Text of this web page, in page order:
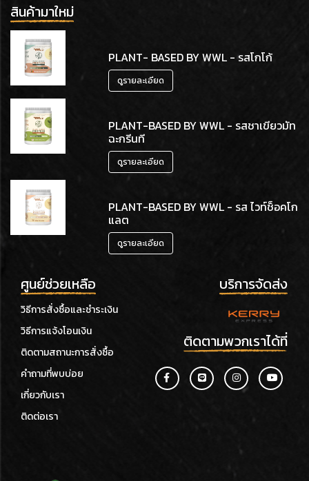
สินค้ามาใหม่
PLANT- BASED BY WWL - รสโกโก้
ดูรายละเอียด
PLANT-BASED BY WWL - รสชาเขียวมัท
ฉะกรีนที
ดูรายละเอียด
PLANT-BASED BY WWL - รส ไวท์ช็อคโก
แลต
ดูรายละเอียด
ศูนย์ช่วยเหลือ
วิธีการสั่งซื้อและชำระเงิน
วิธีการแจ้งโอนเงิน
ติดตามสถานะการสั่งซื้อ
คำถามที่พบบ่อย
เกี่ยวกับเรา
ติดต่อเรา
บริการจัดส่ง
ติดตามพวกเราได้ที่